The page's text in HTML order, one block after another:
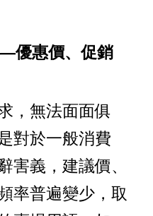
優惠價、促銷
，無法面面俱
對於一般消費
害義，建議價、
率普遍變少，取